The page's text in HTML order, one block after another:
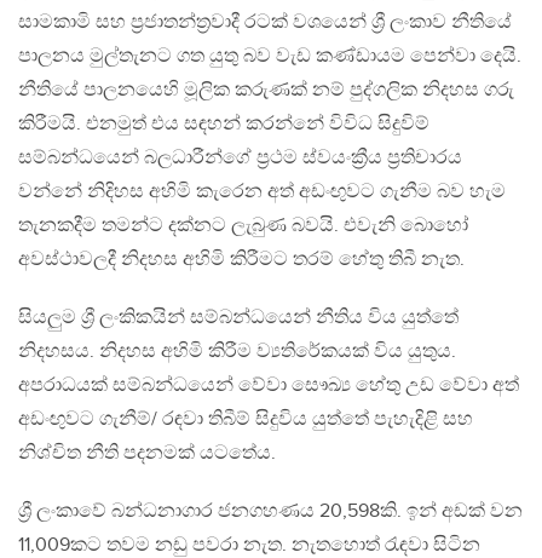
සාමකාමි සහ ප්‍රජාතන්ත්‍රවාදී රටක් වශයෙන් ශ්‍රී ලංකාව නීතියේ
පාලනය මුල්තැනට ගත යුතු බව වැඩ කණ්ඩායම පෙන්වා දෙයි.
නීතියේ පාලනයෙහි මූලික කරුණක් නම් පුද්ගලික නිදහස ගරු
කිරීමයි. එනමුත් එය සඳහන් කරන්නේ විවිධ සිදුවිම්
සම්බන්ධයෙන් බලධාරීන්ගේ ප්‍රථම ස්වයංක්‍රීය ප්‍රතිචාරය
වන්නේ නිදිහස අහිමි කැරෙන අත් අඩංඟුවට ගැනීම බව හැම
තැනකදීම තමන්ට දක්නට ලැබුණ බවයි. එවැනි බොහෝ
අවස්ථාවලදී නිදහස අහිමි කිරීමට තරම් හේතු තිබී නැත.
සියලුම ශ්‍රී ලංකිකයින් සම්බන්ධයෙන් නීතිය විය යුත්තේ
නිදහසය. නිදහස අහිමි කිරීම ව්‍යතිරේකයක් විය යුතුය.
අපරාධයක් සම්බන්ධයෙන් වේවා සෞඛ්‍ය හේතු උඩ වේවා අත්
අඩංඟුවට ගැනීම්/ රඳවා තිබීම් සිදුවිය යුත්තේ පැහැදිළි සහ
නිශ්චිත නීති පදනමක් යටතේය.
ශ්‍රී ලංකාවේ බන්ධනාගාර ජනගහණය 20,598කි. ඉන් අඩක් වන
11,009කට තවම නඩු පවරා නැත. නැතහොත් රැඳවා සිටින